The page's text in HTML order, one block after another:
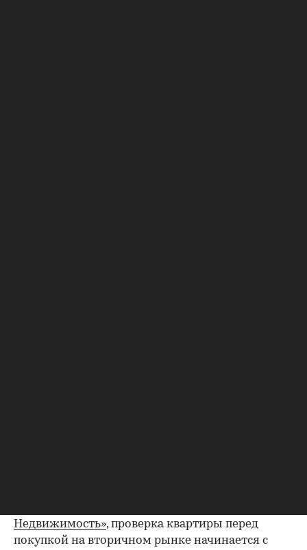
Недвижимость», проверка квартиры перед
покупкой на вторичном рынке начинается с